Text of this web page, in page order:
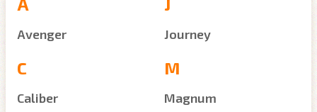
Avenger
C
Caliber
Journey
M
Magnum